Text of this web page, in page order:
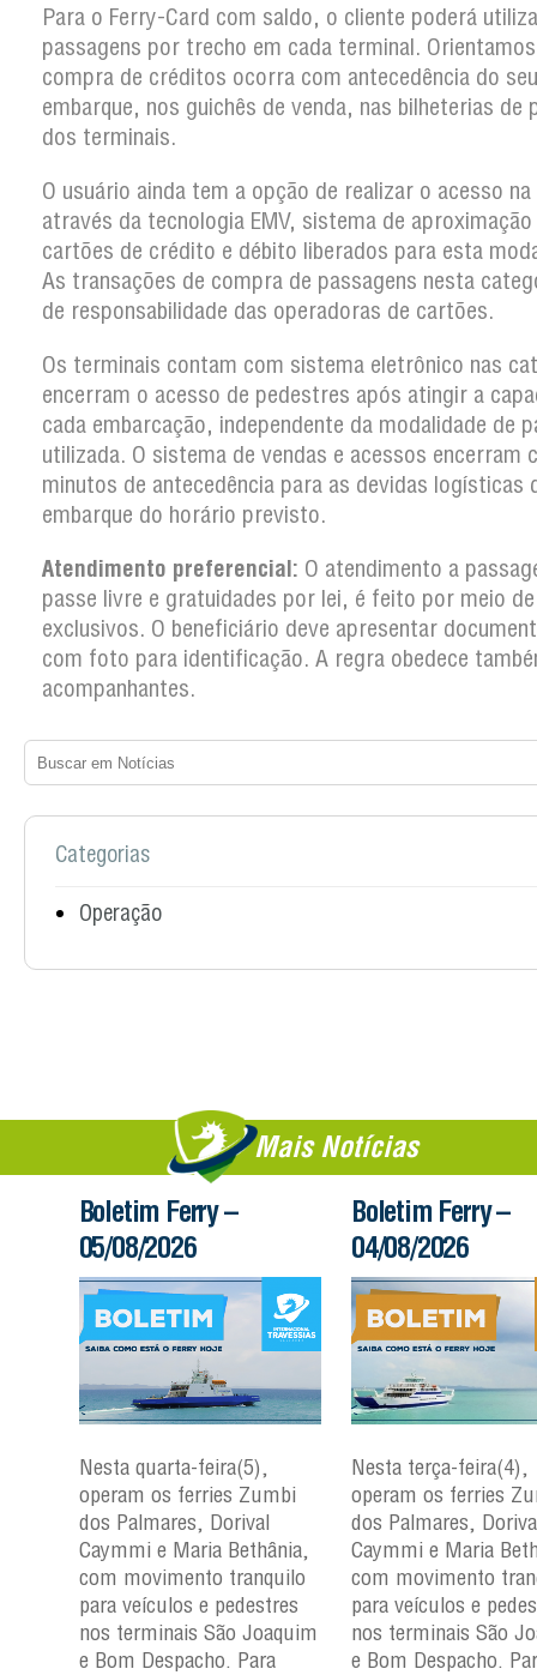
Para o Ferry-Card com saldo, o cliente poderá
passagens por trecho em cada terminal.
compra de créditos ocorra com antecedência do seu
embarque, nos guichês de venda, nas bilheterias de
dos terminais.
O usuário ainda tem a opção de realizar o acesso
através da tecnologia EMV, sistema de
cartões de crédito e débito liberados para esta
As transações de compra de passagens nesta
de responsabilidade das operadoras de cartões.
Os terminais contam com sistema eletrônico nas
encerram o acesso de pedestres após atingir a
cada embarcação, independente da modalidade de
utilizada. O sistema de vendas e acessos encerram
minutos de antecedência para as devidas logísticas
embarque do horário previsto.
Atendimento preferencial: O atendimento a
passe livre e gratuidades por lei, é feito por meio
exclusivos. O beneficiário deve apresentar
com foto para identificação. A regra obedece
acompanhantes.
Categorias
Operação
Mais Notícias
Boletim Ferry –
05/08/2026
Nesta quarta-feira(5),
operam os ferries Zumbi
dos Palmares, Dorival
Caymmi e Maria Bethânia,
com movimento tranquilo
para veículos e pedestres
nos terminais São Joaquim
e Bom Despacho. Para
Boletim Ferry –
04/08/2026
Nesta terça-feira(4),
operam os ferries
dos Palmares,
Caymmi e Maria
com movimento
para veículos e
nos terminais São
e Bom Despacho.